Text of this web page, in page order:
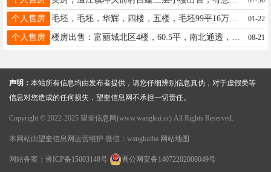
个人售房 毛坯，毛坯，华辉，四楼，五楼，毛坯99平16万18746526850有房照可贷款 01-22
个人售房 08-21
声明： 本站所有信息均由发布者提供，请您仔细辨别信息真伪，对于虚假类等
信息对您造成的任何损失，望奎信息网不承担一切责任。
Copyright © 2022-2025 望奎信息网(www.wangkui.cc) All Rights Reserved.
本网站由望奎信息网 运营维护 微信：wangkuiba 网站地图
网站备案： 晋ICP备15003148号 晋公网安备14072202000049号